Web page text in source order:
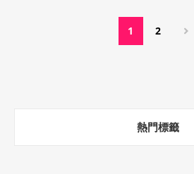
1 2
熱門標籤